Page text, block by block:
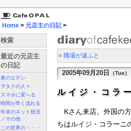
Home > 元店主の日記>
検索
最近の元店主
の日記
東のエデン
ヲタクの人々
スマホに変へる
時間が早く流れる
年末のネット状況
／その他
この世界の・・・
« 職場が違ふと
2005年09月20日 （Tue）
ルイジ・コラ
Kさん来店。外国の
ちはルイジ・コラーニ